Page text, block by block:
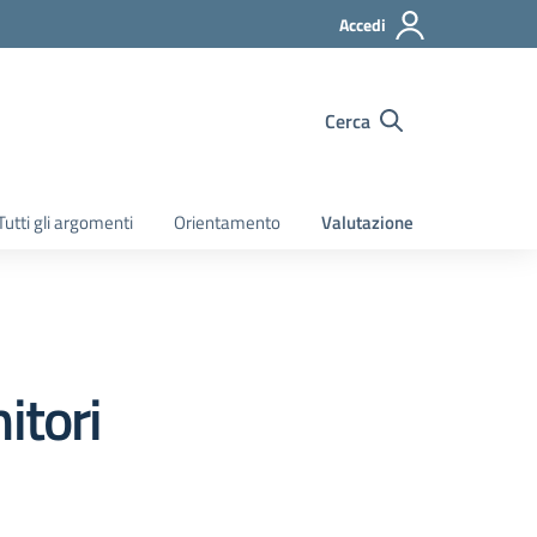
Accedi
Cerca
gli argomenti Orientamento Valutazione